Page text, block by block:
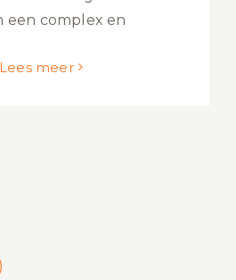
een complex en
Lees meer